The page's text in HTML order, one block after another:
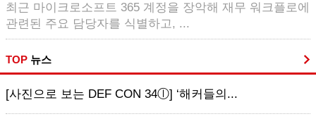
최근 마이크로소프트 365 계정을 장악해 재무 워크플로에
관련된 주요 담당자를 식별하고, ...
TOP 뉴스
[사진으로 보는 DEF CON 34ⓛ] ‘해커들의...